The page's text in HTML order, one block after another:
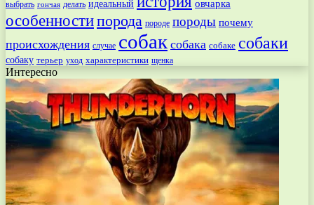
выбрать гончая делать идеальный овчарка
особенностипорода породе породы почему
происхождения случае собак собака собаке собаки
собаку терьер уход характеристики щенка
Интересно